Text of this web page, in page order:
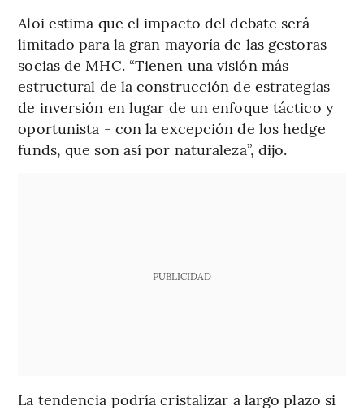
Aloi estima que el impacto del debate será
limitado para la gran mayoría de las gestoras
socias de MHC. “Tienen una visión más
estructural de la construcción de estrategias
de inversión en lugar de un enfoque táctico y
oportunista - con la excepción de los hedge
funds, que son así por naturaleza”, dijo.
PUBLICIDAD
La tendencia podría cristalizar a largo plazo si